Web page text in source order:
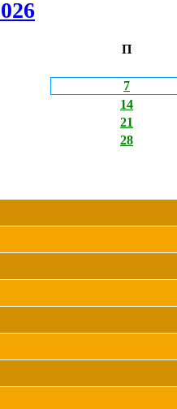
П
7
14
21
28